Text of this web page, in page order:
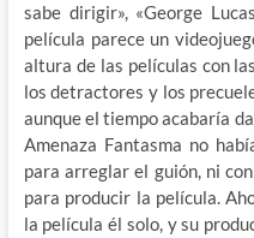
sabe dirigir», «George
película parece un
altura de las películas con
los detractores y los
aunque el tiempo acabaría
Amenaza Fantasma no
para arreglar el guión, ni
para producir la película.
la película él solo, y su